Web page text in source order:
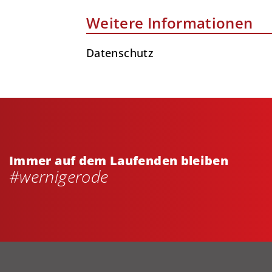
Weitere Informationen
Datenschutz
Immer auf dem Laufenden bleiben
#wernigerode